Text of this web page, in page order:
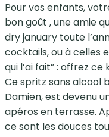
Pour vos enfants,
bon goût , une amie
dry january toute
cocktails, ou à celles
qui l’ai fait” : offrez
Ce spritz sans alcool
Damien, est devenu
apéros en terrasse.
ce sont les douces